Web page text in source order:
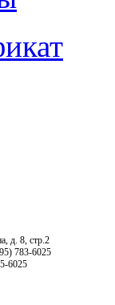
д. 8, стр.2
783-6025
6025